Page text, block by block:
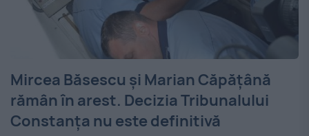
Mircea Băsescu şi Marian Căpăţână
rămân în arest. Decizia Tribunalului
Constanţa nu este definitivă